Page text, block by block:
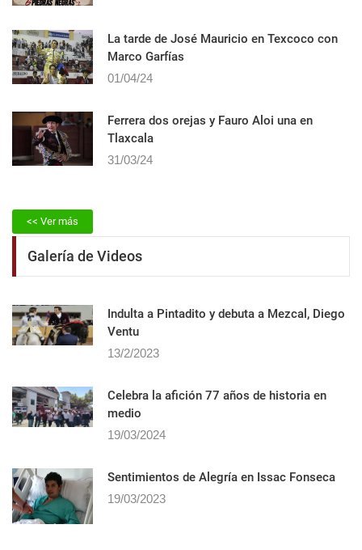
La tarde de José Mauricio en Texcoco con
Marco Garfías
01/04/24
Ferrera dos orejas y Fauro Aloi una en
Tlaxcala
31/03/24
<< Ver más
Galería de Videos
Indulta a Pintadito y debuta a Mezcal, Diego
Ventu
13/2/2023
Celebra la afición 77 años de historia en
medio
19/03/2024
Sentimientos de Alegrí­a en Issac Fonseca
19/03/2023